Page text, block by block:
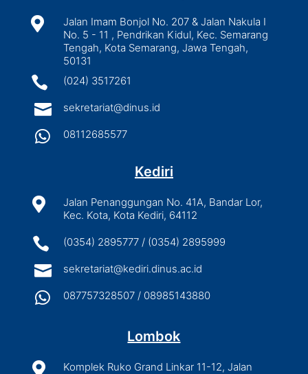

Jalan Imam Bonjol No. 207 & Jalan Nakula I
No. 5 - 11 , Pendrikan Kidul, Kec. Semarang
Tengah, Kota Semarang, Jawa Tengah,
50131
 (024) 3517261
 sekretariat@dinus.id
 08112685577
Kediri

Jalan Penanggungan No. 41A, Bandar Lor,
Kec. Kota, Kota Kediri, 64112
 (0354) 2895777 / (0354) 2895999
 sekretariat@kediri.dinus.ac.id
 087757328507 / 08985143880
Lombok

Komplek Ruko Grand Linkar 11-12, Jalan